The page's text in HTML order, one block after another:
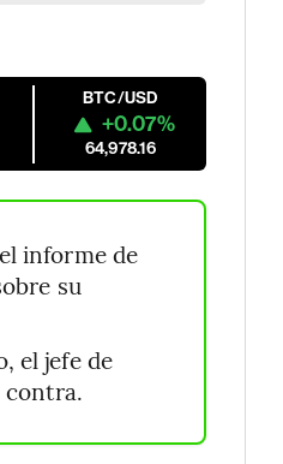
BTC/USD
+0.07%
64,978.16
informe de
su
el jefe de
contra.